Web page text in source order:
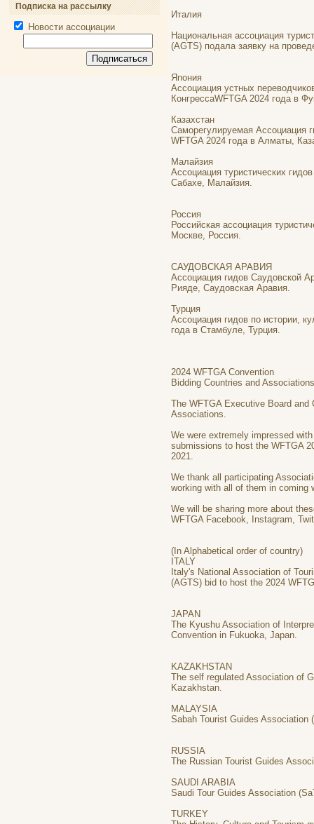
Подписка на рассылку
Новости ассоциации
Италия
Национальная ассоциация
(AGTS) подала заявку на
Япония
Ассоциация устных
КонгрессаWFTGA 2024 года в
Казахстан
Саморегулируемая Ассоциация
WFTGA 2024 года в Алматы,
Малайзия
Ассоциация туристических
Сабахе, Малайзия.
Россия
Российская ассоциация
Москве, Россия.
САУДОВСКАЯ АРАВИЯ
Ассоциация гидов Саудовской
Рияде, Саудовская Аравия.
Турция
Ассоциация гидов по истории,
года в Стамбуле, Турция.
2024 WFTGA Convention
Bidding Countries and
The WFTGA Executive Board and
Associations.
We were extremely impressed
submissions to host the WFTGA
2021.
We thank all participating
working with all of them in coming
We will be sharing more about
WFTGA Facebook, Instagram,
(In Alphabetical order of country)
ITALY
Italy's National Association of
(AGTS) bid to host the 2024
JAPAN
The Kyushu Association of
Convention in Fukuoka, Japan.
KAZAKHSTAN
The self regulated Association of
Kazakhstan.
MALAYSIA
Sabah Tourist Guides Association
RUSSIA
The Russian Tourist Guides
SAUDI ARABIA
Saudi Tour Guides Association
TURKEY